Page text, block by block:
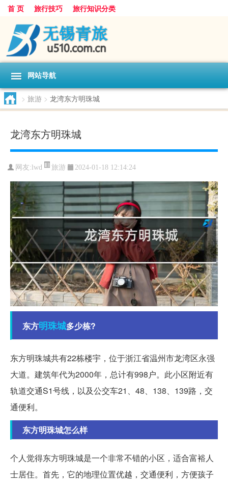
首 页 旅行技巧 旅行知识分类
网站导航
> 旅游 > 龙湾东方明珠城
龙湾东方明珠城
网友: lwd 旅游 2024-01-18 12:14:24
东方明珠城多少栋?
东方明珠城共有22栋楼宇，位于浙江省温州市龙湾区永强
大道。建筑年代为2000年，总计有998户。此小区附近有
轨道交通S1号线，以及公交车21、48、138、139路，交
通便利。
东方明珠城怎么样
个人觉得东方明珠城是一个非常不错的小区，适合富裕人
士居住。首先，它的地理位置优越，交通便利，方便孩子